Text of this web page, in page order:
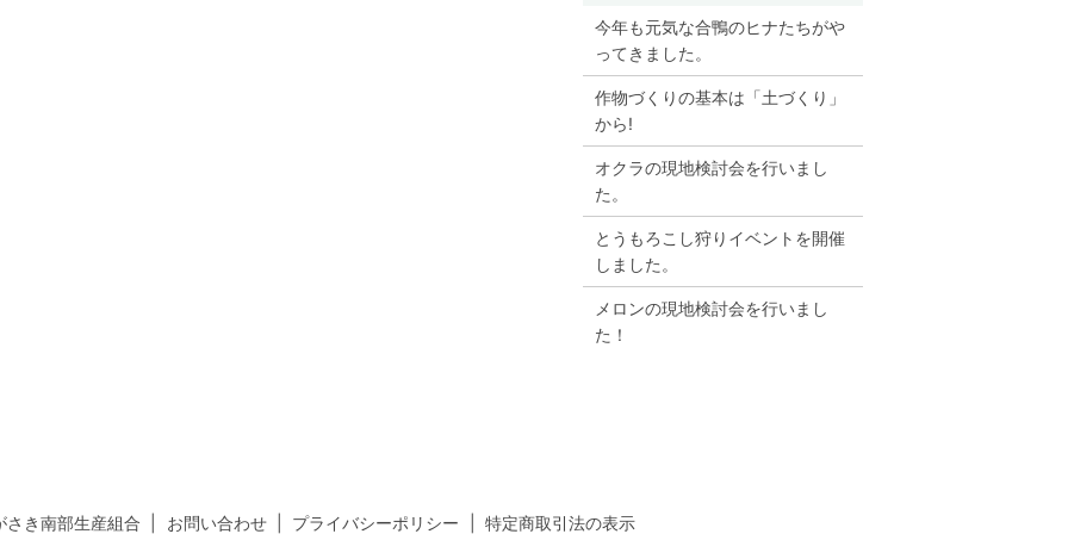
今年も元気な合鴨のヒナたちがや
ってきました。
作物づくりの基本は「土づくり」
から!
オクラの現地検討会を行いまし
た。
とうもろこし狩りイベントを開催
しました。
メロンの現地検討会を行いまし
た！
さき南部生産組合 お問い合わせ プライバシーポリシー 特定商取引法の表示